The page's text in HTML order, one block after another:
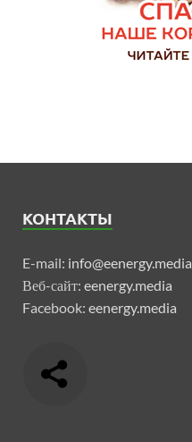
КОНТАКТЫ
E-mail: info@eenergy.media
Веб-сайт: eenergy.media
Facebook: eenergy.media